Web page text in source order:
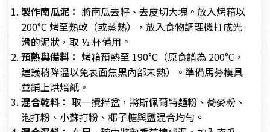
製作南瓜泥： 將南瓜去籽、去皮切大塊。放入烤箱以
200°C 烤至熟軟（或蒸熟），放入食物調理機打成光
滑的泥狀，取 ½ 杯備用。
預熱與備料： 烤箱預熱至 190°C（原食譜為 200°C，
建議稍降溫以免表面焦黑內部未熟）。準備馬芬模具
並鋪上烘焙紙。
混合乾料： 取一攪拌盆，將斯佩爾特麵粉、蕎麥粉、
泡打粉、小蘇打粉、椰子糖與鹽混合均勻。